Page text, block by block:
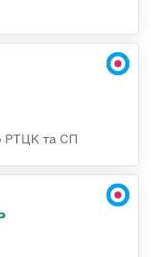
РТЦК та СП